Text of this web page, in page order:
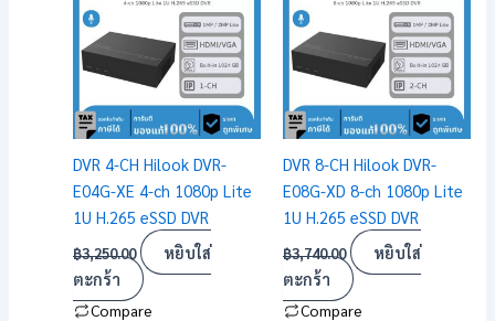
DVR 4-CH Hilook DVR-
E04G-XE 4-ch 1080p Lite
1U H.265 eSSD DVR
฿3,250.00
หยิบใส่
ตะกร้า
Compare
DVR 8-CH Hilook DVR-
E08G-XD 8-ch 1080p Lite
1U H.265 eSSD DVR
฿3,740.00
หยิบใส่
ตะกร้า
Compare